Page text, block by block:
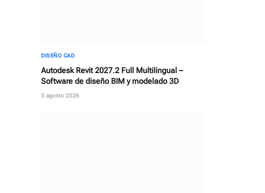
DISEÑO CAD
Autodesk Revit 2027.2 Full Multilingual –
Software de diseño BIM y modelado 3D
3 agosto 2026